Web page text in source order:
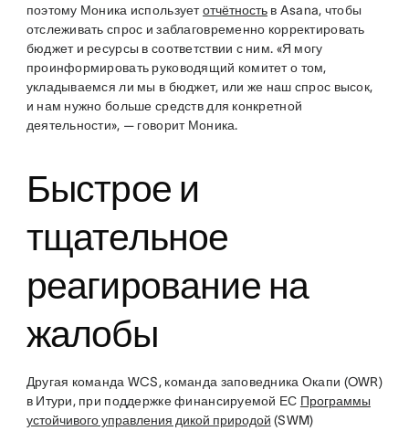
поэтому Моника используетотчётностьв Asana, чтобы
отслеживать спрос и заблаговременно корректировать
бюджет и ресурсы в соответствии с ним. «Я могу
проинформировать руководящий комитет о том,
укладываемся ли мы в бюджет, или же наш спрос высок,
и нам нужно больше средств для конкретной
деятельности», — говорит Моника.
Быстрое и
тщательное
реагирование на
жалобы
Другая команда WCS, команда заповедника Окапи (OWR)
в Итури, при поддержке финансируемой ЕС Программы
устойчивого управления дикой природой (SWM)